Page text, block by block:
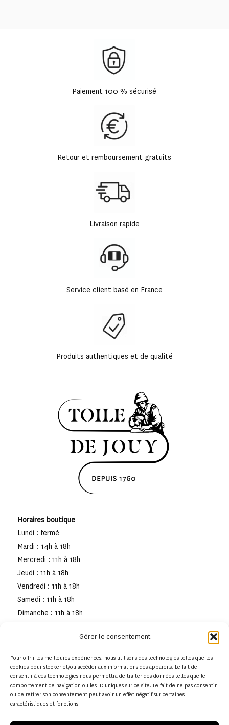
Gérer le consentement
Pour offrir les meilleures expériences, nous utilisons des technologies telles que les
cookies pour stocker et/ou accéder aux informations des appareils. Le fait de
consentir à ces technologies nous permettra de traiter des données telles que le
comportement de navigation ou les ID uniques sur ce site. Le fait de ne pas consentir
ou de retirer son consentement peut avoir un effet négatif sur certaines
caractéristiques et fonctions.
Paiement 100 % sécurisé
Retour et remboursement gratuits
Livraison rapide
Service client basé en France
Produits authentiques et de qualité
Horaires boutique
Lundi : fermé
Mardi : 14h à 18h
Mercredi : 11h à 18h
Jeudi : 11h à 18h
Vendredi : 11h à 18h
Samedi : 11h à 18h
Dimanche : 11h à 18h